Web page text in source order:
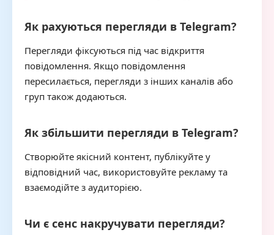
Як рахуються перегляди в Telegram?
Перегляди фіксуються під час відкриття
повідомлення. Якщо повідомлення
пересилається, перегляди з інших каналів або
груп також додаються.
Як збільшити перегляди в Telegram?
Створюйте якісний контент, публікуйте у
відповідний час, використовуйте рекламу та
взаємодійте з аудиторією.
Чи є сенс накручувати перегляди?